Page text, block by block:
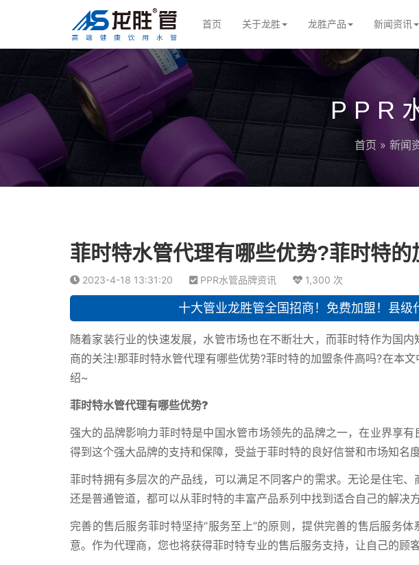
首页 关于龙胜 龙胜产品 新闻资讯
PPR
首页 » 新闻
菲时特水管代理有哪些优势?菲时特的
2023-4-18 13:31:20 PPR水管品牌资讯 1,300 次
十大管业龙胜管全国招商！免费加盟！县级
随着家装行业的快速发展，水管市场也在不断壮大，而菲时特作为国
商的关注!那菲时特水管代理有哪些优势?菲时特的加盟条件高吗?在本
绍~
菲时特水管代理有哪些优势?
强大的品牌影响力菲时特是中国水管市场领先的品牌之一，在业界享
得到这个强大品牌的支持和保障，受益于菲时特的良好信誉和市场知名度
菲时特拥有多层次的产品线，可以满足不同客户的需求。无论是住宅
还是普通管道，都可以从菲时特的丰富产品系列中找到适合自己的解决方
完善的售后服务菲时特坚持“服务至上”的原则，提供完善的售后服务
意。作为代理商，您也将获得菲时特专业的售后服务支持，让自己的顾